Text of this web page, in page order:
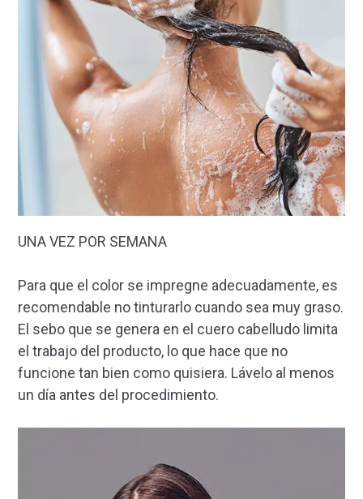
UNA VEZ POR SEMANA
Para que el color se impregne adecuadamente, es
recomendable no tinturarlo cuando sea muy graso.
El sebo que se genera en el cuero cabelludo limita
el trabajo del producto, lo que hace que no
funcione tan bien como quisiera. Lávelo al menos
un día antes del procedimiento.